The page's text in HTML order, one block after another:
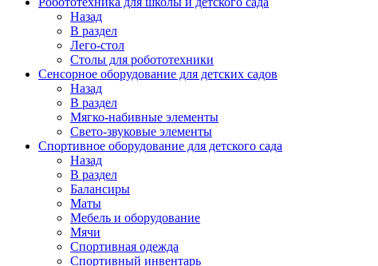
Назад
В раздел
Лего-стол
Столы для робототехники
Сенсорное оборудование для детских садов
Назад
В раздел
Мягко-набивные элементы
Свето-звуковые элементы
Спортивное оборудование для детского сада
Назад
В раздел
Балансиры
Маты
Мебель и оборудование
Мячи
Спортивная одежда
Спортивный инвентарь